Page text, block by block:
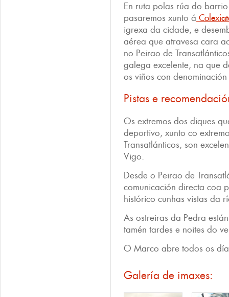
En ruta polas rúa do
pasaremos xunto á
igrexa da cidade, e
aérea que atravesa cara
no Peirao de
galega excelente, na que
os viños con
Pistas e
Os extremos dos diques
deportivo, xunto co
Transatlánticos, son
Vigo.
Desde o Peirao de
comunicación directa coa
histórico cunhas vistas da
As ostreiras da Pedra
tamén tardes e noites do
O Marco abre todos os
Galería de imaxes: